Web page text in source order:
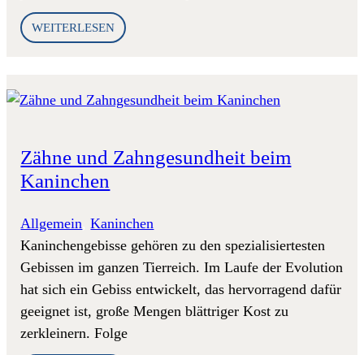
WEITERLESEN
Zähne und Zahngesundheit beim
Kaninchen
Allgemein , Kaninchen
Kaninchengebisse gehören zu den spezialisiertesten
Gebissen im ganzen Tierreich. Im Laufe der Evolution
hat sich ein Gebiss entwickelt, das hervorragend dafür
geeignet ist, große Mengen blättriger Kost zu
zerkleinern. Folge